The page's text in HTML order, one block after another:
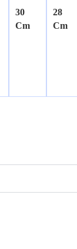
30
Cm
28
Cm